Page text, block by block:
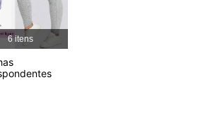
1.8K
6 itens